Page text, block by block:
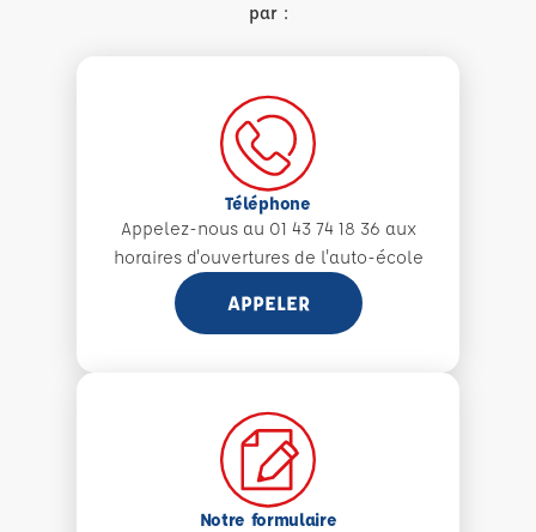
par :
Téléphone
Appelez-nous au 01 43 74 18 36 aux
horaires d'ouvertures de l'auto-école
APPELER
Notre formulaire